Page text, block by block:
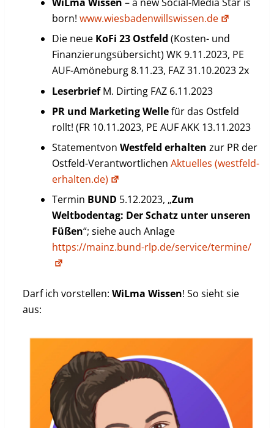
born! www.wiesbadenwillswissen.de
Die neue KoFi 23 Ostfeld (Kosten- und
Finanzierungsübersicht) WK 9.11.2023, PE
AUF-Amöneburg 8.11.23, FAZ 31.10.2023 2x
LeserbriefM. Dirting FAZ 6.11.2023
PR und Marketing Wellefür das Ostfeld
rollt! (FR 10.11.2023, PE AUF AKK 13.11.2023
Statementvon Westfeld erhalten zur PR der
Ostfeld-Verantwortlichen Aktuelles (westfeld-
erhalten.de)
Termin BUND 5.12.2023, „Zum
Weltbodentag: Der Schatz unter unseren
Füßen“; siehe auch Anlage
https://mainz.bund-rlp.de/service/termine/
Darf ich vorstellen: WiLma Wissen! So sieht sie
aus: